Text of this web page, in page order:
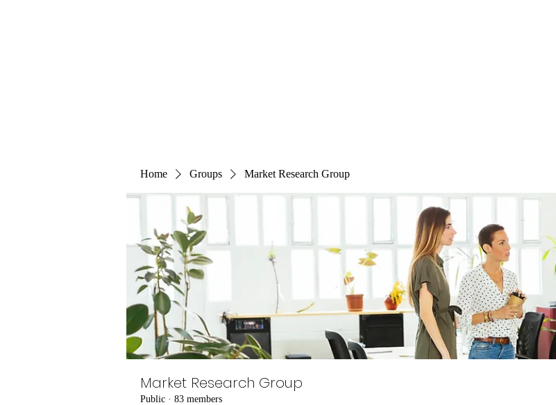
Home Groups Market Research Group
Market Research Group
Public · 83 members